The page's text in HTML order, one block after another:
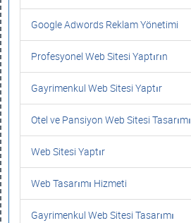
Google Adwords Reklam Yönetimi
Profesyonel Web Sitesi Yaptırın
Gayrimenkul Web Sitesi Yaptır
Otel ve Pansiyon Web Sitesi Tasarımı
Web Sitesi Yaptır
Web Tasarımı Hizmeti
Gayrimenkul Web Sitesi Tasarımı